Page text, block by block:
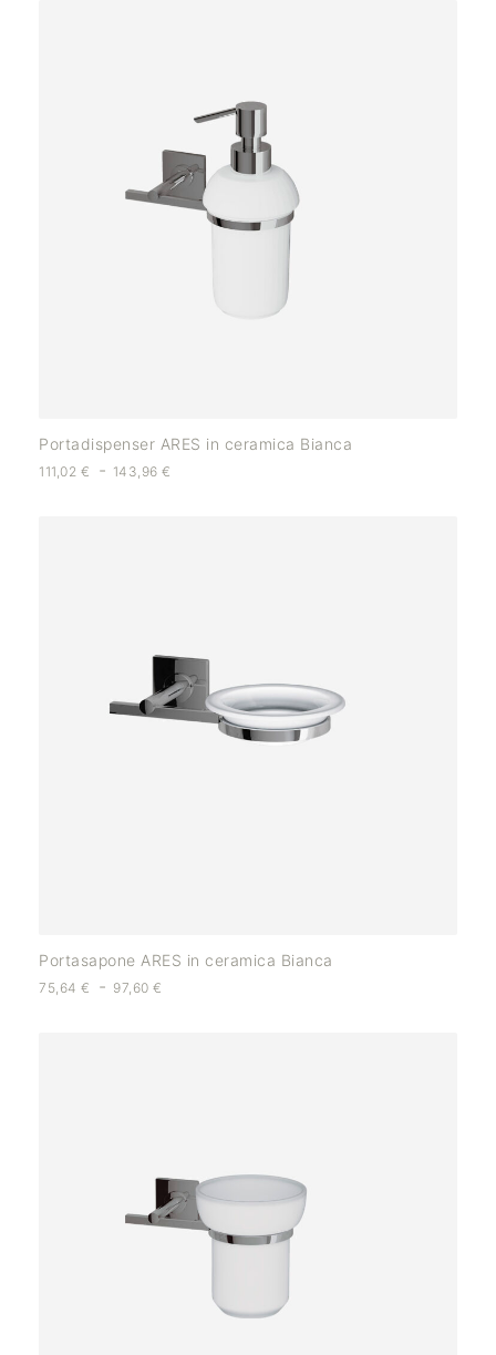
Portadispenser ARES in ceramica Bianca
111,02 € - 143,96€
Portasapone ARES in ceramica Bianca
75,64 € - 97,60€